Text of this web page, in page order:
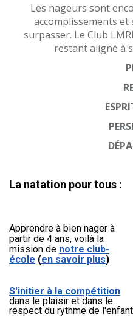
Les nageurs sont
accomplissements
surpasser. Le Club
restant aligné à
La natation pour tous :
Apprendre à bien nager à
partir de 4 ans, voilà la
mission de notre club-
école (en savoir plus)
S'initier à la compétition
dans le plaisir et dans le
respect du rythme de l'enfant